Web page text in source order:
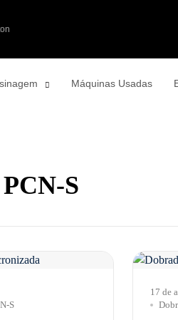
Máquinas Usadas
S
S
17 de